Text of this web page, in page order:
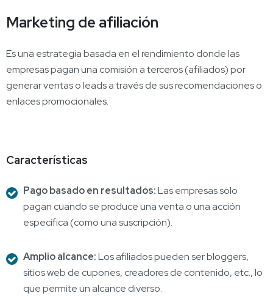
Marketing de afiliación
Es una estrategia basada en el rendimiento donde las
empresas pagan una comisión a terceros (afiliados) por
generar ventas o leads a través de sus recomendaciones o
enlaces promocionales.
Características
Pago basado en resultados:Las empresas solo
pagan cuando se produce una venta o una acción
específica (como una suscripción).
Amplio alcance:Los afiliados pueden ser bloggers,
sitios web de cupones, creadores de contenido, etc., lo
que permite un alcance diverso.